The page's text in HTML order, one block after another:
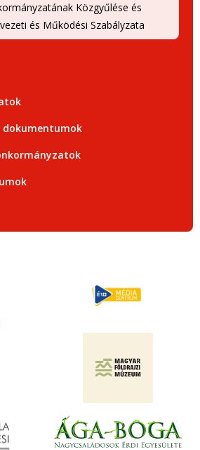
Közgyűlése és
és Működési Szabályzata
dokumentumok